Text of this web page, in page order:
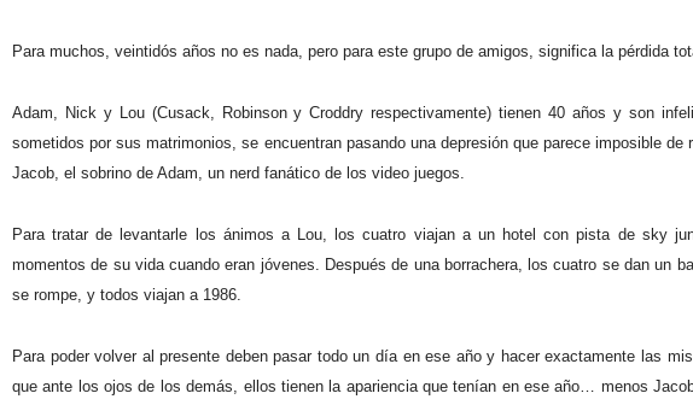
Para muchos, veintidós años no es nada, pero para este grupo de amigos, significa la pérdida
Adam, Nick y Lou (Cusack, Robinson y Croddry respectivamente) tienen 40 años y son
sometidos por sus matrimonios, se encuentran pasando una depresión que parece imposible de
Jacob, el sobrino de Adam, un nerd fanático de los video juegos.
Para tratar de levantarle los ánimos a Lou, los cuatro viajan a un hotel con pista de sky
momentos de su vida cuando eran jóvenes. Después de una borrachera, los cuatro se dan un
se rompe, y todos viajan a 1986.
Para poder volver al presente deben pasar todo un día en ese año y hacer exactamente las
que ante los ojos de los demás, ellos tienen la apariencia que tenían en ese año… menos